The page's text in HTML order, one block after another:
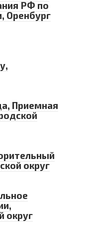
РФ по
Оренбург
Приемная
округ
округ